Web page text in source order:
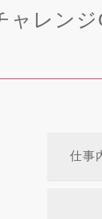
ャレン
仕事